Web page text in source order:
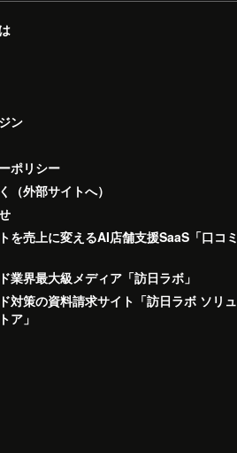
ン
ポリシー
（外部サイトへ）
を売上に変えるAI店舗支援SaaS「口コミ
業界最大級メディア「訪日ラボ」
対策の資料請求サイト「訪日ラボ ソリュ
ア」